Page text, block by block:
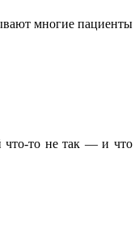
многие пациенты
что-то не так — и что